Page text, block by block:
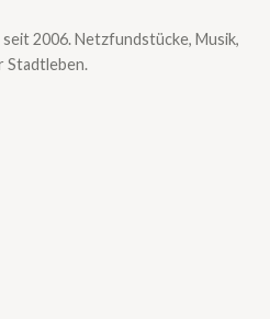
2006. Netzfundstücke, Musik,
Stadtleben.